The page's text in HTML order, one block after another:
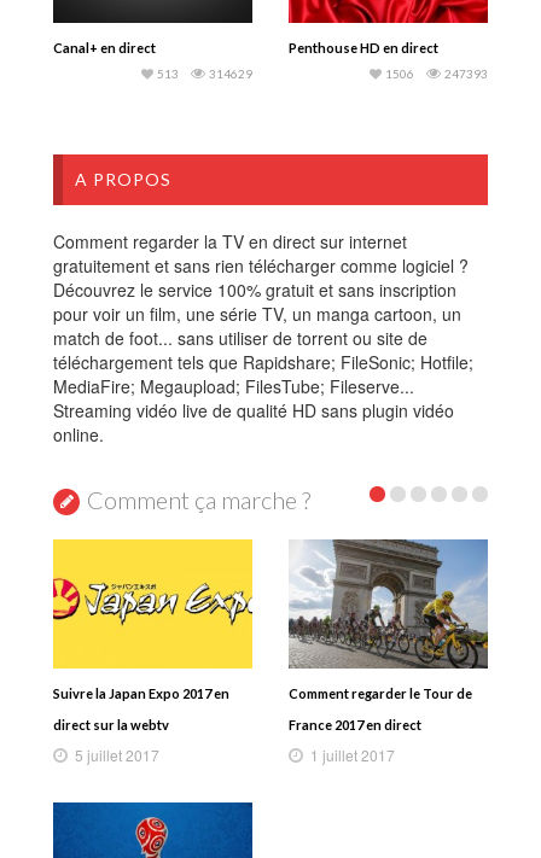
Canal+ en direct
314629
513
Penthouse HD en direct
247393
1506
A PROPOS
Comment regarder la TV en direct sur internet
gratuitement et sans rien télécharger comme logiciel ?
Découvrez le service 100% gratuit et sans inscription
pour voir un film, une série TV, un manga cartoon, un
match de foot... sans utiliser de torrent ou site de
téléchargement tels que Rapidshare; FileSonic; Hotfile;
MediaFire; Megaupload; FilesTube; Fileserve...
Streaming vidéo live de qualité HD sans plugin vidéo
online.
Comment ça marche ?
Suivre la Japan Expo 2017 en
direct sur la webtv
5 juillet 2017
Comment regarder le Tour de
France 2017 en direct
1 juillet 2017